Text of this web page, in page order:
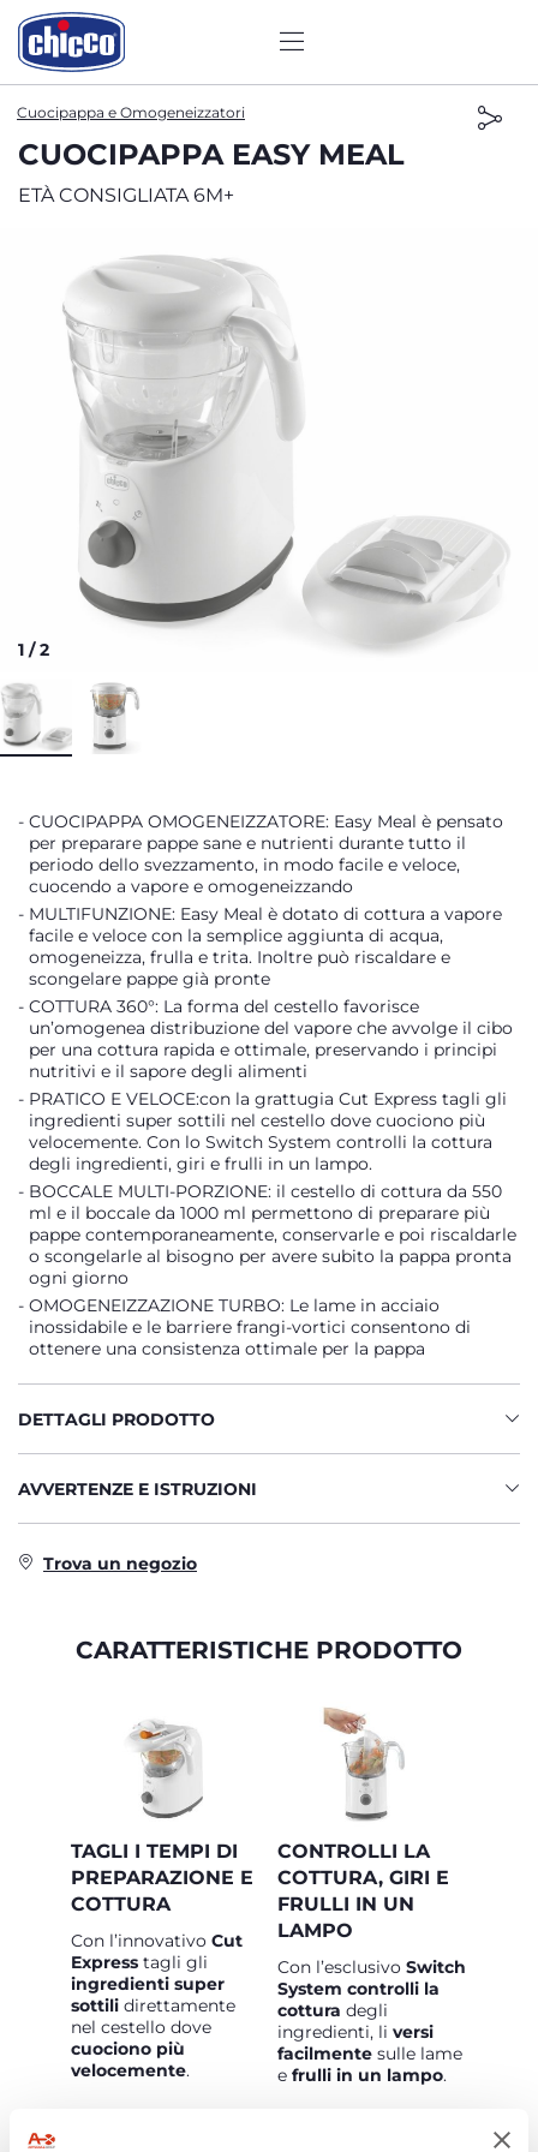
Cuocipappa e Omogeneizzatori
CUOCIPAPPA EASY MEAL
ETÀ CONSIGLIATA 6M+
1 /2
CUOCIPAPPA OMOGENEIZZATORE: Easy Meal è pensato
per preparare pappe sane e nutrienti durante tutto il
periodo dello svezzamento, in modo facile e veloce,
cuocendo a vapore e omogeneizzando
MULTIFUNZIONE: Easy Meal è dotato di cottura a vapore
facile e veloce con la semplice aggiunta di acqua,
omogeneizza, frulla e trita. Inoltre può riscaldare e
scongelare pappe già pronte
COTTURA 360°: La forma del cestello favorisce
un’omogenea distribuzione del vapore che avvolge il cibo
per una cottura rapida e ottimale, preservando i principi
nutritivi e il sapore degli alimenti
PRATICO E VELOCE:con la grattugia Cut Express tagli gli
ingredienti super sottili nel cestello dove cuociono più
velocemente. Con lo Switch System controlli la cottura
degli ingredienti, giri e frulli in un lampo.
BOCCALE MULTI-PORZIONE: il cestello di cottura da 550
ml e il boccale da 1000 ml permettono di preparare più
pappe contemporaneamente, conservarle e poi riscaldarle
o scongelarle al bisogno per avere subito la pappa pronta
ogni giorno
OMOGENEIZZAZIONE TURBO: Le lame in acciaio
inossidabile e le barriere frangi-vortici consentono di
ottenere una consistenza ottimale per la pappa
DETTAGLI PRODOTTO
AVVERTENZE E ISTRUZIONI
Trova un negozio
CARATTERISTICHE PRODOTTO
TAGLI I TEMPI DI
PREPARAZIONE E
COTTURA
Con l’innovativo Cut
Express tagli gli
ingredienti super
sottili direttamente
nel cestello dove
cuociono più
velocemente.
CONTROLLI LA
COTTURA, GIRI E
FRULLI IN UN
LAMPO
Con l’esclusivo Switch
System controlli la
cottura degli
ingredienti, li versi
facilmente sulle lame
e frulli in un lampo.